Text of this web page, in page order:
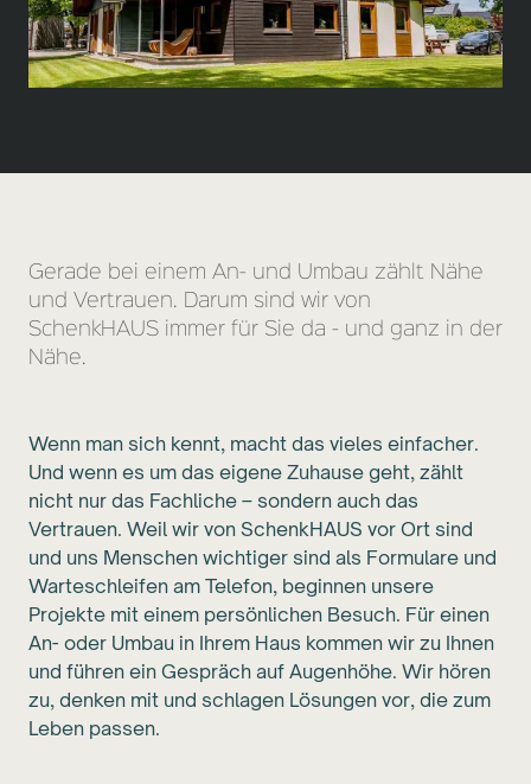
Gerade bei einem An- und Umbau zählt Nähe
und Vertrauen. Darum sind wir von
SchenkHAUS immer für Sie da - und ganz in der
Nähe.
Wenn man sich kennt, macht das vieles einfacher.
Und wenn es um das eigene Zuhause geht, zählt
nicht nur das Fachliche – sondern auch das
Vertrauen. Weil wir von SchenkHAUS vor Ort sind
und uns Menschen wichtiger sind als Formulare und
Warteschleifen am Telefon, beginnen unsere
Projekte mit einem persönlichen Besuch. Für einen
An- oder Umbau in Ihrem Haus kommen wir zu Ihnen
und führen ein Gespräch auf Augenhöhe. Wir hören
zu, denken mit und schlagen Lösungen vor, die zum
Leben passen.